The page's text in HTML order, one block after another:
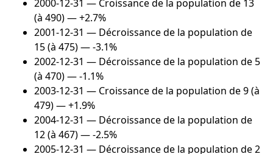
2000-12-31 — Croissance de la population de 13
(à 490) — +2.7%
2001-12-31 — Décroissance de la population de
15 (à 475) — -3.1%
2002-12-31 — Décroissance de la population de 5
(à 470) — -1.1%
2003-12-31 — Croissance de la population de 9 (à
479) — +1.9%
2004-12-31 — Décroissance de la population de
12 (à 467) — -2.5%
2005-12-31 — Décroissance de la population de 2